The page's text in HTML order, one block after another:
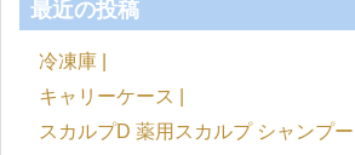
最近の投稿
冷凍庫 |
キャリーケース |
スカルプD 薬用スカルプ シャンプー |